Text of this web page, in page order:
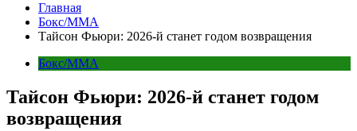
Главная
Бокс/MMA
Тайсон Фьюри: 2026-й станет годом возвращения
Бокс/MMA
Тайсон Фьюри: 2026-й станет годом
возвращения